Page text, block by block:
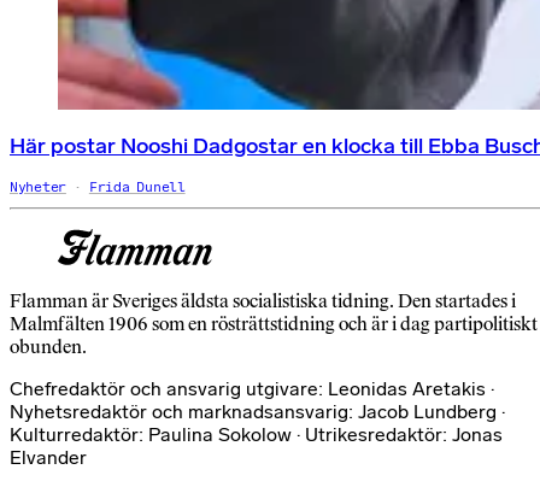
Här postar Nooshi Dadgostar en klocka till Ebba
Nyheter Frida Dunell
Flamman är Sveriges äldsta socialistiska tidning. Den startades i
Malmfälten 1906 som en rösträttstidning och är i dag partipolitiskt
obunden.
Chefredaktör och ansvarig utgivare: Leonidas Aretakis ·
Nyhetsredaktör och marknadsansvarig: Jacob Lundberg ·
Kulturredaktör: Paulina Sokolow · Utrikesredaktör: Jonas
Elvander